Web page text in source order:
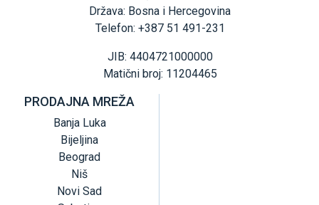
Država: Bosna i Hercegovina
Telefon: +387 51 491-231
JIB: 4404721000000
Matični broj: 11204465
PRODAJNA MREŽA
Banja Luka
Bijeljina
Beograd
Niš
Novi Sad